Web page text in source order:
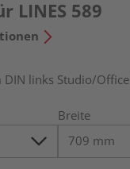
LINES 589
links Studio/Office
Breite